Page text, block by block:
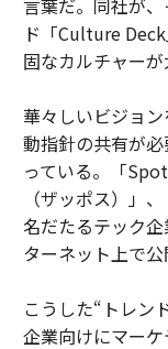
言葉だ。同社が
ド「Culture
固なカルチャーが
華々しいビジョ
動指針の共有が
っている。「
（ザッポス）」
名だたるテック
ターネット上で公
こうした“トレン
企業向けにマー